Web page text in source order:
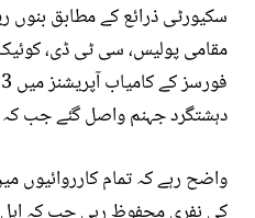
سکیورٹی ذرائع کے مطابق
مقامی پولیس، سی ٹی ڈی،
دہشتگرد جہنم واصل گئے جب کہ
واضح رہے کہ تمام کارروائیوں